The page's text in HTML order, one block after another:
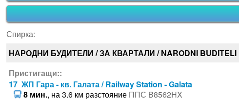
Спирка:
НАРОДНИ БУДИТЕЛИ / ЗА КВАРТАЛИ / NARODNI BUDITELI
Пристигащи::
17 ЖП Гара - кв. Галата / Railway Station - Galata
8 мин., на 3.6 км разстояние ППС B8562HX